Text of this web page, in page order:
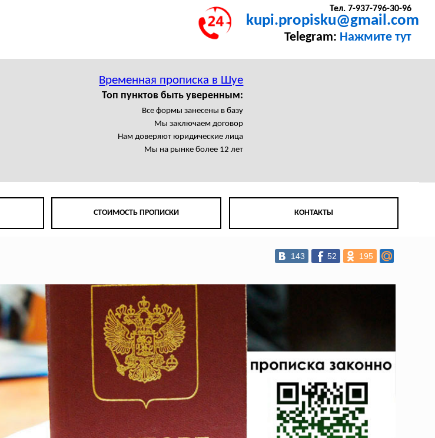
Тел. 7-937-796-30-96
kupi.propisku@gmail.com
Telegram: Нажмите тут
Временная прописка в Шуе
Топ пунктов быть уверенным:
Все формы занесены в базу
Мы заключаем договор
Нам доверяют юридические лица
Мы на рынке более 12 лет
СТОИМОСТЬ ПРОПИСКИ КОНТАКТЫ
143 52 195